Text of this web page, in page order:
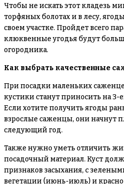
Чтобы не искать этот кладезь
торфяных болотах и в лесу,
своем участке. Пройдет всего
клюквенные угодья будут
огородника.
Как выбрать качественные
При посадки маленьких
кустики станут приносить на
Если хотите получить ягоды
взрослые саженцы, они начнут
следующий год.
Также нужно уметь отличить
посадочный материал. Куст
признаков засыхания, с
вегетации (июнь-июль) и